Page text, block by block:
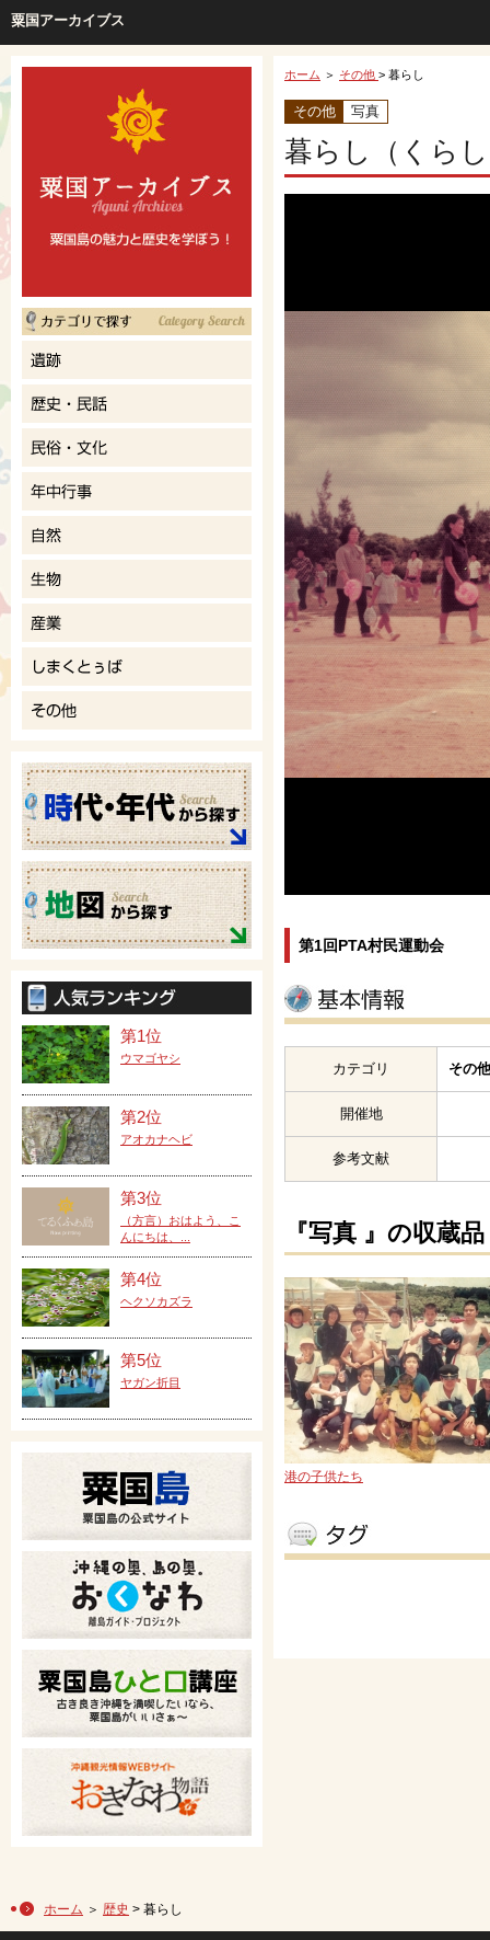
粟国アーカイブス
ホーム ＞ その他 > 暮らし
その他 写真
暮らし（くら
第1回PTA村民運動会
カテゴリ その
開催地
参考文献
『写真 』の収蔵品
港の子供たち
第1位
ウマゴヤシ
第2位
アオカナヘビ
第3位
（方言）おはよう、こ
んにちは、...
第4位
ヘクソカズラ
第5位
ヤガン折目
ホーム ＞ 歴史 > 暮らし